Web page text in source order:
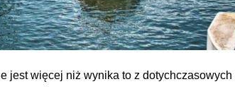
jest więcej niż wynika to z dotychczasowych